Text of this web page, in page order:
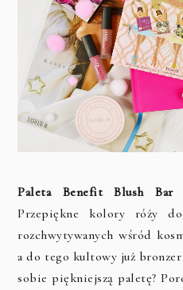
Paleta Benefit Blush
Przepiękne kolory róży
rozchwytywanych wśród
a do tego kultowy już bronzer
sobie piękniejszą paletę?